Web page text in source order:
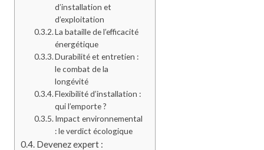
d’installation et
d’exploitation
La bataille de l’efficacité
énergétique
Durabilité et entretien :
le combat de la
longévité
Flexibilité d’installation :
qui l’emporte ?
Impact environnemental
: le verdict écologique
Devenez expert :